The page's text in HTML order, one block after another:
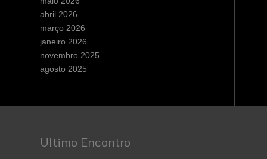
abril 2026
março 2026
janeiro 2026
novembro 2025
agosto 2025
Ultimo Encontro